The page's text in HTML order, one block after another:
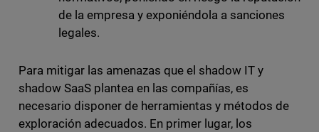
de la empresa y exponiéndola a sanciones
legales.
Para mitigar las amenazas que el shadow IT y
shadow SaaS plantea en las compañías, es
necesario disponer de herramientas y métodos de
exploración adecuados. En primer lugar, los